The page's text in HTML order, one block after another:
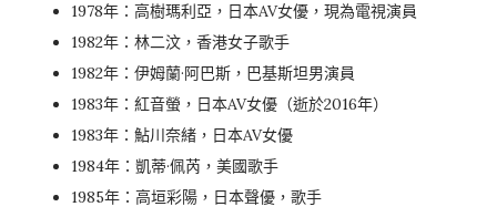
1978年：高樹瑪利亞，日本AV女優，現為電視演員
1982年：林二汶，香港女子歌手
1982年：伊姆蘭·阿巴斯，巴基斯坦男演員
1983年：紅音螢，日本AV女優（逝於2016年）
1983年：鮎川奈緒，日本AV女優
1984年：凱蒂·佩芮，美國歌手
1985年：高垣彩陽，日本聲優，歌手